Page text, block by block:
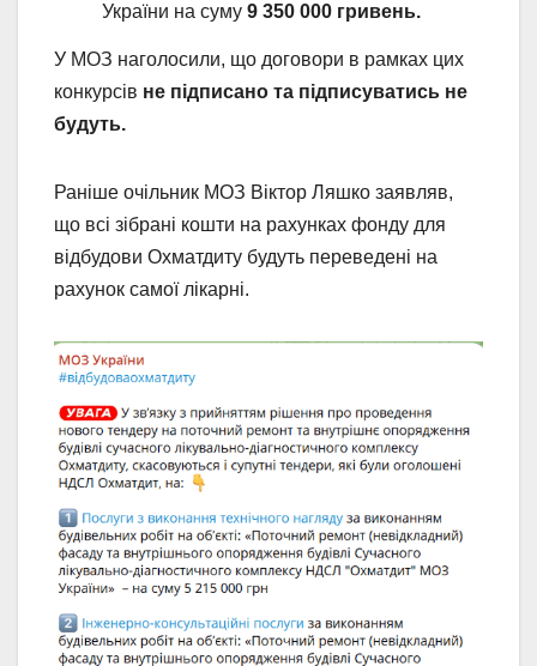
України на суму 9 350 000 гривень.
У МОЗ наголосили, що договори в рамках цих
конкурсів не підписано та підписуватись не
будуть.
Раніше очільник МОЗ Віктор Ляшко заявляв,
що всі зібрані кошти на рахунках фонду для
відбудови Охматдиту будуть переведені на
рахунок самої лікарні.